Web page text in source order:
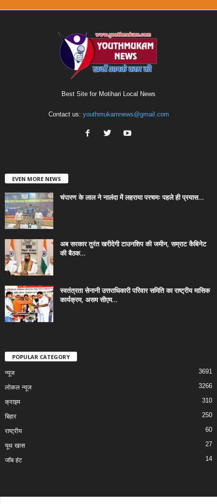
Best Site for Motihari Local News
Contact us: youthmukamnews@gmail.com
EVEN MORE NEWS
चंपारण के लाल ने नालंदा में लहराया परचमः पहले ही प्रयास...
अब सरकार तुरंत खरीदेगी टाउनशिप की जमीन, सम्राट कैबिनेट
की बैठक...
स्वतंत्रता सेनानी उत्तराधिकारी परिवार समिति का राष्ट्रीय मासिक
कार्यक्रम, असम सीएम...
POPULAR CATEGORY
न्यूज 3691
लोकल न्यूज 3266
क्राइम 310
बिहार 250
राष्ट्रीय 60
यूथ खास 27
जॉब हंट 14